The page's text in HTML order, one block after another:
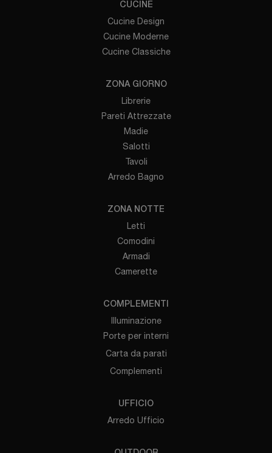
CUCINE
Cucine Design
Cucine Moderne
Cucine Classiche
ZONA GIORNO
Librerie
Pareti Attrezzate
Madie
Salotti
Tavoli
Arredo Bagno
ZONA NOTTE
Letti
Comodini
Armadi
Camerette
COMPLEMENTI
Illuminazione
Porte per interni
Carta da parati
Complementi
UFFICIO
Arredo Ufficio